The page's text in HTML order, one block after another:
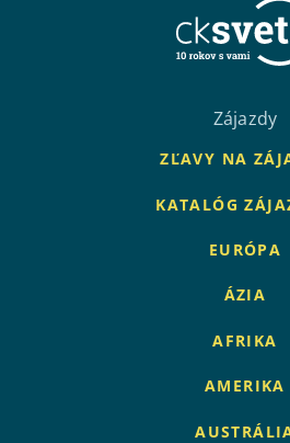
Zájazdy
ZĽAVY NA
KATALÓG
EURÓPA
ÁZIA
AFRIKA
AMERIKA